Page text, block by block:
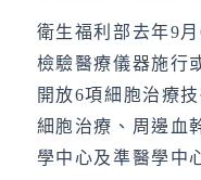
衛生福利部去年9
檢驗醫療儀器施行
開放6項細胞治療
細胞治療、周邊血
學中心及準醫學中